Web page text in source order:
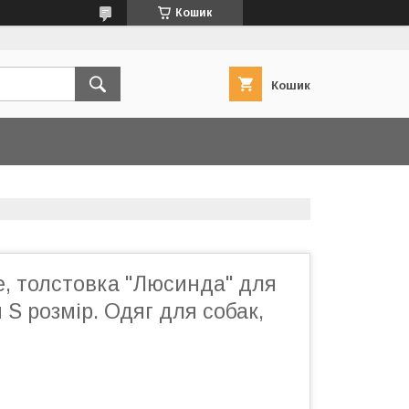
Кошик
Кошик
толстовка "Люсинда" для
S розмір. Одяг для собак,